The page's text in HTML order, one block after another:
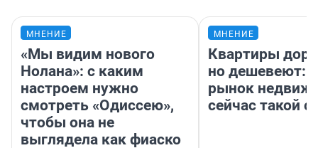
МНЕНИЕ
«Мы видим нового
Нолана»: с каким
настроем нужно
смотреть «Одиссею»,
чтобы она не
выглядела как фиаско
МНЕНИЕ
Квартиры
но дешевеют:
рынок
сейчас такой